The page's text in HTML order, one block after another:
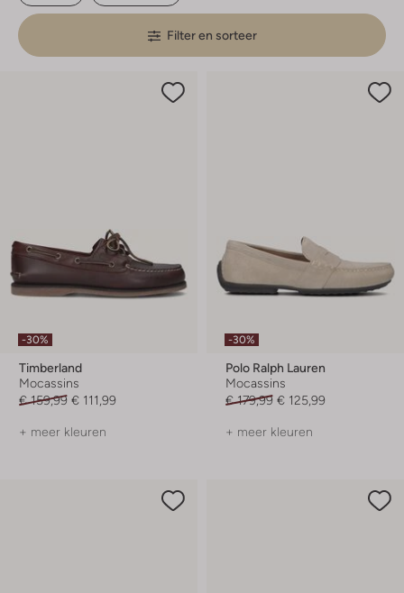
Filter en sorteer
-30%
Timberland
Mocassins
€ 159,99 € 111,99
+ meer kleuren
-30%
Polo Ralph Lauren
Mocassins
€ 179,99 € 125,99
+ meer kleuren